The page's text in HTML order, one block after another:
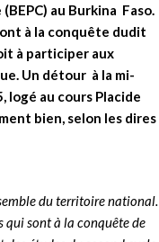
au Burkina Faso.
à la conquête dudit
à participer aux
Un détour à la mi-
au cours Placide
bien, selon les dires
du territoire national.
sont à la conquête de